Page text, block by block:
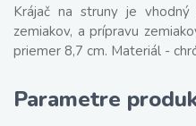
Krájač na struny je vhodný
zemiakov, a prípravu
priemer 8,7 cm. Materiál -
Parametre